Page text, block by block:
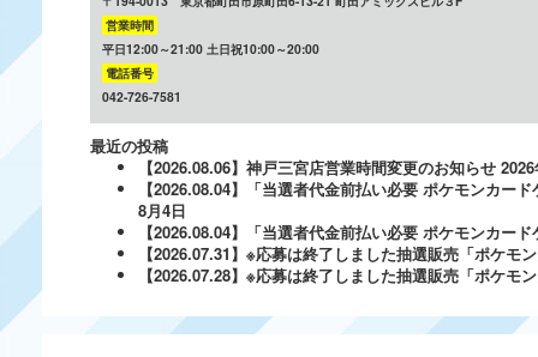
営業時間
平日12:00～21:00 土日祝10:00～20:00
電話番号
042-726-7581
最近の投稿
【2026.08.06】神戸三宮店営業時間変更のお知らせ
【2026.08.04】「当選者代金前払い必要 ポケモンカー
8月4日
【2026.08.04】「当選者代金前払い必要 ポケモンカー
【2026.07.31】※応募は終了しました抽選販売「ポケ
【2026.07.28】※応募は終了しました抽選販売「ポケ